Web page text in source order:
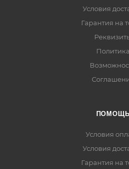
Условия
Гарантия на
Политика
ПОМОЩЬ
Условия
Условия
Гарантия на